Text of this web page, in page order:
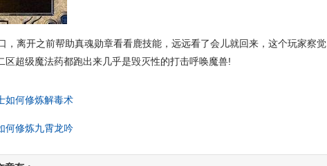
离开之前帮助真魂勋章看看鹿技能，远远看了会儿就回来，这个玩家察觉
区超级魔法药都跑出来几乎是毁灭性的打击呼唤魔兽!
如何修炼解毒术
何修炼九霄龙吟